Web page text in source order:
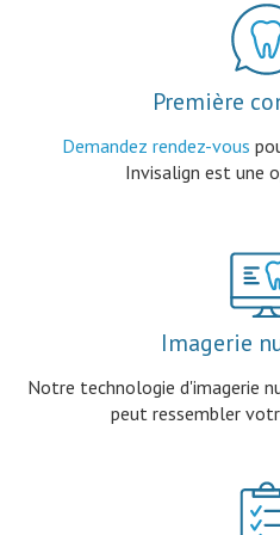
Première
Demandez rendez-vous
Invisalign est une
Imagerie
Notre technologie d'imagerie
peut ressembler